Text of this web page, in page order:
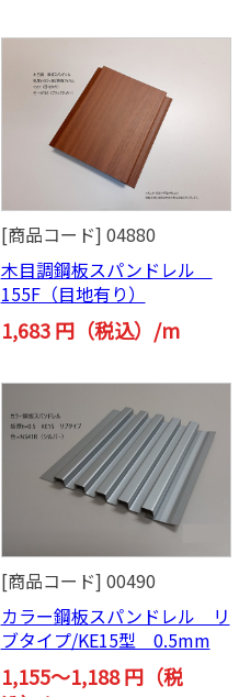
[商品コード] 04880
木目調鋼板スパンドレル
155F（目地有り）
1,683 円（税込）/m
[商品コード] 00490
カラー鋼板スパンドレル リ
ブタイプ/KE15型 0.5mm
1,155～1,188 円（税